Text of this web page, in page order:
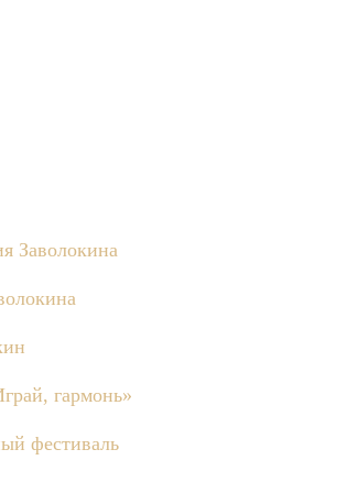
Заволокина
гармонь»
фестиваль